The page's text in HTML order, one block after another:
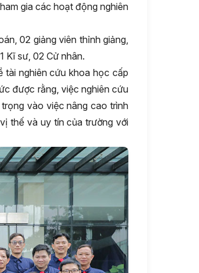
gia các hoạt động nghiên
02 giảng viên thỉnh giảng,
Kĩ sư, 02 Cử nhân.
tài nghiên cứu khoa học cấp
được rằng, việc nghiên cứu
vào việc nâng cao trình
thế và uy tín của trường với